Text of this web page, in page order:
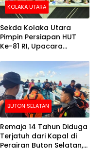
KOLAKA UTARA
Sekda Kolaka Utara
Pimpin Persiapan HUT
Ke-81 RI, Upacara
BUTON SELATAN
Remaja 14 Tahun Diduga
Terjatuh dari Kapal di
Perairan Buton Selatan,